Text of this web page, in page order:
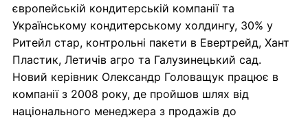
європейській кондитерській компанії та
Українському кондитерському холдингу, 30% у
Ритейл стар, контрольні пакети в Евертрейд, Хант
Пластик, Летичів агро та Галузинецький сад.
Новий керівник Олександр Головащук працює в
компанії з 2008 року, де пройшов шлях від
національного менеджера з продажів до